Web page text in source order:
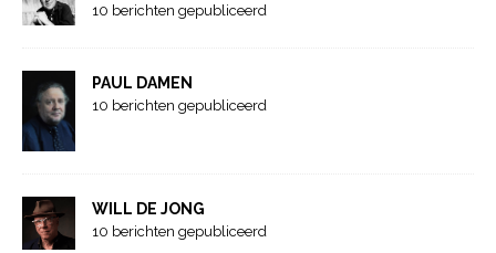
10 berichten gepubliceerd
PAUL DAMEN
10 berichten gepubliceerd
WILL DE JONG
10 berichten gepubliceerd